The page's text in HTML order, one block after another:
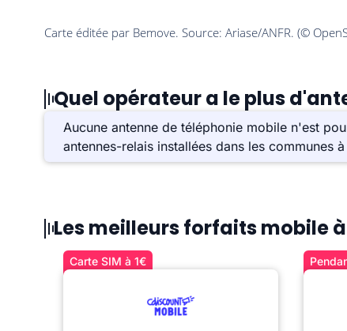
Quel opérateur a le plus
Aucune antenne de téléphonie mobile n'est
antennes-relais installées dans les communes
Les meilleurs forfaits mobile
Carte SIM à 1€